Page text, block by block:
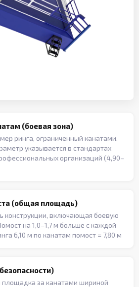
(боевая зона)
ринга, ограниченный канатами.
указывается в стандартах
организаций (4,90–
(общая площадь)
конструкции, включающая боевую
на 1,0–1,7 м больше с каждой
6,10 м по канатам помост = 7,80 м
площадка за канатами шириной